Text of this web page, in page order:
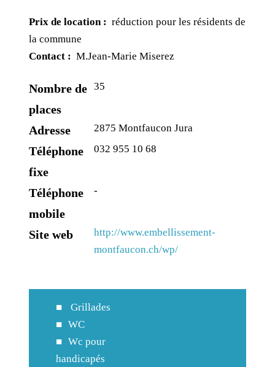
Prix de location : réduction pour les résidents de
la commune
Contact : M.Jean-Marie Miserez
Nombre de
places
35
Adresse 2875 Montfaucon Jura
Téléphone
fixe
032 955 10 68
Téléphone
mobile
-
Site web
http://www.embellissement-
montfaucon.ch/wp/
Grillades
WC
Wc pour
handicapés